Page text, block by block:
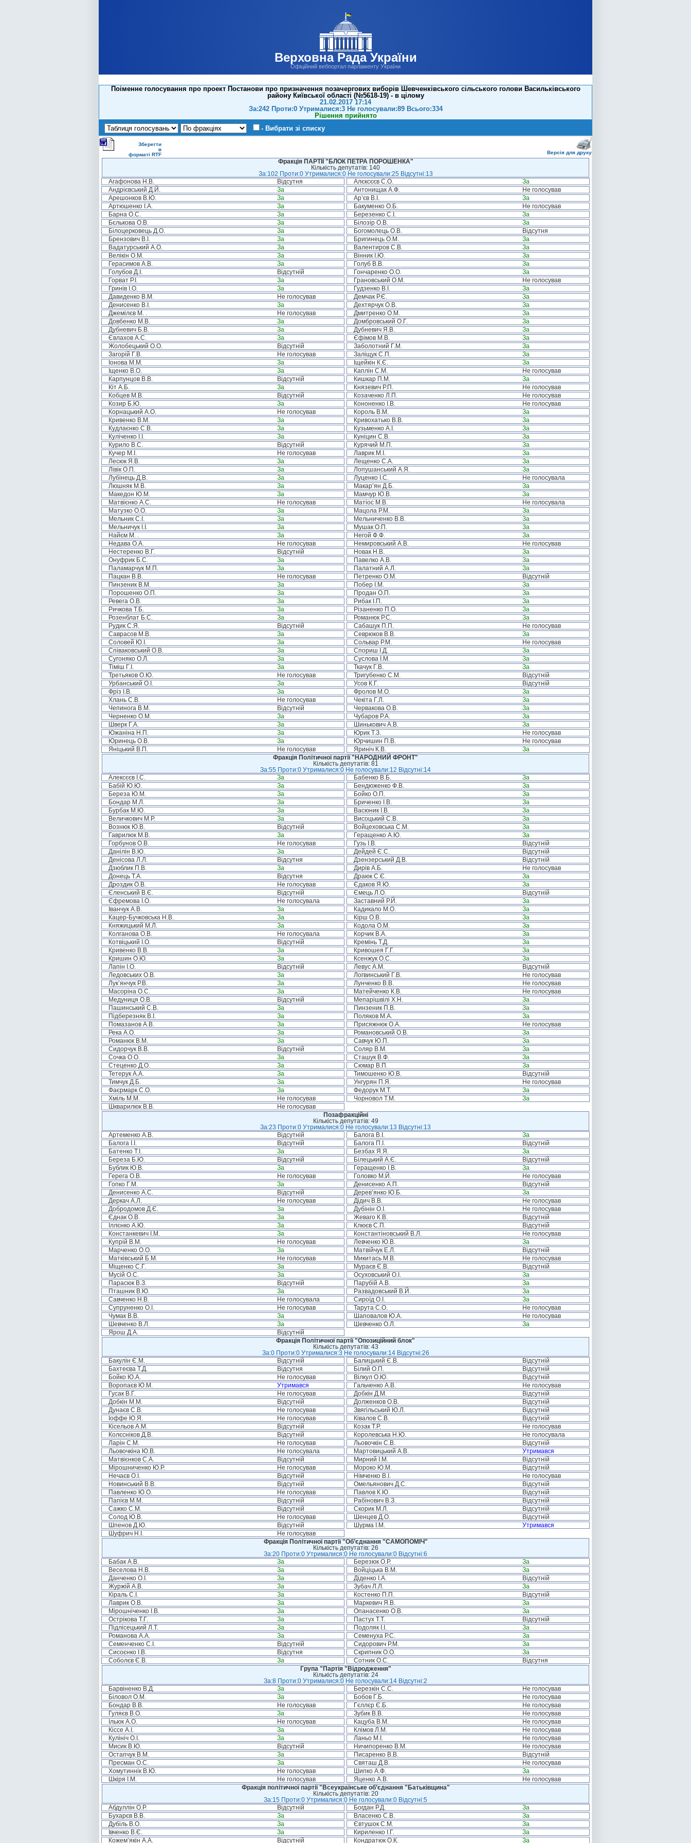
Верховна Рада України
Офіційний вебпортал парламенту України
Поіменне голосування про проект Постанови про призначення позачергових виборів Шевченківського сільського голови Васильківського
району Київської області (№5618-19) - в цілому
21.02.2017 17:14
За:242 Проти:0 Утрималися:3 Не голосували:89 Всього:334
Рішення прийнято
- Вибрати зі списку
Зберегти
в
форматі RTF
Версія для друку
Фракція ПАРТІЇ "БЛОК ПЕТРА ПОРОШЕНКА"
Кількість депутатів: 140
За:102 Проти:0 Утрималися:0 Не голосували:25 Відсутні:13
Агафонова Н.В.
Відсутня Алєксєєв С.О.
За
Андрієвський Д.Й.
За Антонищак А.Ф.
Не голосував
Арешонков В.Ю.
За Ар’єв В.І.
За
Артюшенко І.А.
За Бакуменко О.Б.
Не голосував
Барна О.С.
За Березенко С.І.
За
Бєлькова О.В.
За Білозір О.В.
За
Білоцерковець Д.О.
За Богомолець О.В.
Відсутня
Брензович В.І.
За Бригинець О.М.
За
Вадатурський А.О.
За Валентиров С.В.
За
Велікін О.М.
За Вінник І.Ю.
За
Герасимов А.В.
За Голуб В.В.
За
Голубов Д.І.
Відсутній Гончаренко О.О.
За
Горват Р.І.
За Грановський О.М.
Не голосував
Гринів І.О.
За Гудзенко В.І.
За
Давиденко В.М.
Не голосував Демчак Р.Є.
За
Денисенко В.І.
За Дехтярчук О.В.
За
Джемілєв М. .
Не голосував Дмитренко О.М.
За
Довбенко М.В.
За Домбровський О.Г.
За
Дубневич Б.В.
За Дубневич Я.В.
За
Євлахов А.С.
За Єфімов М.В.
За
Жолобецький О.О.
Відсутній Заболотний Г.М.
За
Загорій Г.В.
Не голосував Заліщук С.П.
За
Іонова М.М.
За Іщейкін К.Є.
За
Іщенко В.О.
За Каплін С.М.
Не голосував
Карпунцов В.В.
Відсутній Кишкар П.М.
За
Кіт А.Б.
За Князевич Р.П.
Не голосував
Кобцев М.В.
Відсутній Козаченко Л.П.
Не голосував
Козир Б.Ю.
За Кононенко І.В.
Не голосував
Корнацький А.О.
Не голосував Король В.М.
За
Кривенко В.М.
За Кривохатько В.В.
За
Кудлаєнко С.В.
За Кузьменко А.І.
За
Куліченко І.І.
За Куніцин С.В.
За
Курило В.С.
Відсутній Курячий М.П.
За
Кучер М.І.
Не голосував Лаврик М.І.
За
Лесюк Я.В.
За Лещенко С.А.
За
Лівік О.П.
За Лопушанський А.Я.
За
Лубінець Д.В.
За Луценко І.С.
Не голосувала
Люшняк М.В.
За Макар’ян Д.Б.
За
Македон Ю.М.
За Мамчур Ю.В.
За
Матвієнко А.С.
Не голосував Матіос М.В.
Не голосувала
Матузко О.О.
За Мацола Р.М.
За
Мельник С.І.
За Мельниченко В.В.
За
Мельничук І.І.
За Мушак О.П.
За
Найєм М. .
За Негой Ф.Ф.
За
Недава О.А.
Не голосував Немировський А.В.
Не голосував
Нестеренко В.Г.
Відсутній Новак Н.В.
За
Онуфрик Б.С.
За Павелко А.В.
За
Паламарчук М.П.
За Палатний А.Л.
За
Пацкан В.В.
Не голосував Петренко О.М.
Відсутній
Пинзеник В.М.
За Побер І.М.
За
Порошенко О.П.
За Продан О.П.
За
Ревега О.В.
За Рибак І.П.
За
Ричкова Т.Б.
За Різаненко П.О.
За
Розенблат Б.С.
За Романюк Р.С.
За
Рудик С.Я.
Відсутній Сабашук П.П.
Не голосував
Саврасов М.В.
За Севрюков В.В.
За
Соловей Ю.І.
За Сольвар Р.М.
Не голосував
Співаковський О.В.
За Спориш І.Д.
За
Сугоняко О.Л.
За Суслова І.М.
За
Тіміш Г.І.
За Ткачук Г.В.
За
Третьяков О.Ю.
Не голосував Тригубенко С.М.
Відсутній
Урбанський О.І.
За Усов К.Г.
Відсутній
Фріз І.В.
За Фролов М.О.
За
Хлань С.В.
Не голосував Чекіта Г.Л.
За
Чепинога В.М.
Відсутній Червакова О.В.
За
Черненко О.М.
За Чубаров Р.А.
За
Шверк Г.А.
За Шинькович А.В.
За
Южаніна Н.П.
За Юрик Т.З.
Не голосував
Юринець О.В.
За Юрчишин П.В.
Не голосував
Яніцький В.П.
Не голосував Яриніч К.В.
За
Фракція Політичної партії "НАРОДНИЙ ФРОНТ"
Кількість депутатів: 81
За:55 Проти:0 Утрималися:0 Не голосували:12 Відсутні:14
Алексєєв І.С.
За Бабенко В.Б.
За
Бабій Ю.Ю.
За Бендюженко Ф.В.
За
Береза Ю.М.
За Бойко О.П.
За
Бондар М.Л.
За Бриченко І.В.
За
Бурбак М.Ю.
За Васюник І.В.
За
Величкович М.Р.
За Висоцький С.В.
За
Вознюк Ю.В.
Відсутній Войцеховська С.М.
За
Гаврилюк М.В.
За Геращенко А.Ю.
За
Горбунов О.В.
Не голосував Гузь І.В.
Відсутній
Данілін В.Ю.
За Дейдей Є.С.
Відсутній
Денісова Л.Л.
Відсутня Дзензерський Д.В.
Відсутній
Дзюблик П.В.
За Дирів А.Б.
Не голосував
Донець Т.А.
Відсутня Драюк С.Є.
За
Дроздик О.В.
Не голосував Єдаков Я.Ю.
За
Єленський В.Є.
Відсутній Ємець Л.О.
Відсутній
Єфремова І.О.
Не голосувала Заставний Р.Й.
За
Іванчук А.В.
За Кадикало М.О.
За
Кацер-Бучковська Н.В.
За Кірш О.В.
За
Княжицький М.Л.
За Кодола О.М.
За
Колганова О.В.
Не голосувала Корчик В.А.
За
Котвіцький І.О.
Відсутній Кремінь Т.Д.
За
Кривенко В.В.
За Кривошея Г.Г.
За
Кришин О.Ю.
За Ксенжук О.С.
За
Лапін І.О.
Відсутній Левус А.М.
Відсутній
Ледовських О.В.
За Логвинський Г.В.
Не голосував
Лук’янчук Р.В.
За Лунченко В.В.
Не голосував
Масоріна О.С.
За Матейченко К.В.
Не голосував
Медуниця О.В.
Відсутній Мепарішвілі Х.Н.
За
Пашинський С.В.
За Пинзеник П.В.
За
Підберезняк В.І.
За Поляков М.А.
За
Помазанов А.В.
За Присяжнюк О.А.
Не голосував
Река А.О.
За Романовський О.В.
За
Романюк В.М.
За Савчук Ю.П.
За
Сидорчук В.В.
Відсутній Соляр В.М.
За
Сочка О.О.
За Сташук В.Ф.
За
Стеценко Д.О.
За Сюмар В.П.
За
Тетерук А.А.
За Тимошенко Ю.В.
Відсутній
Тимчук Д.Б.
За Унгурян П.Я.
Не голосував
Фаєрмарк С.О.
За Федорук М.Т.
За
Хміль М.М.
Не голосував Чорновол Т.М.
За
Шкварилюк В.В.
Не голосував
Позафракційні
Кількість депутатів: 49
За:23 Проти:0 Утрималися:0 Не голосували:13 Відсутні:13
Артеменко А.В.
Відсутній Балога В.І.
За
Балога І.І.
Відсутній Балога П.І.
Відсутній
Батенко Т.І.
За Безбах Я.Я.
За
Береза Б.Ю.
Відсутній Білецький А.Є.
Відсутній
Бублик Ю.В.
За Геращенко І.В.
За
Герега О.В.
Не голосував Головко М.Й.
Не голосував
Гопко Г.М.
За Денисенко А.П.
Відсутній
Денисенко А.С.
Відсутній Дерев’янко Ю.Б.
За
Деркач А.Л.
Не голосував Дідич В.В.
Не голосував
Добродомов Д.Є.
За Дубінін О.І.
Не голосував
Єднак О.В.
За Жеваго К.В.
Відсутній
Іллєнко А.Ю.
За Клюєв С.П.
Відсутній
Констанкевич І.М.
За Константіновський В.Л.
Не голосував
Купрій В.М.
Не голосував Левченко Ю.В.
За
Марченко О.О.
За Матвійчук Е.Л.
Відсутній
Матківський Б.М.
Не голосував Микитась М.В.
Не голосував
Міщенко С.Г.
За Мураєв Є.В.
Відсутній
Мусій О.С.
За Осуховський О.І.
За
Парасюк В.З.
Відсутній Парубій А.В.
За
Пташник В.Ю.
За Развадовський В.Й.
За
Савченко Н.В.
Не голосувала Сироїд О.І.
За
Супруненко О.І.
Не голосував Тарута С.О.
Не голосував
Чумак В.В.
За Шаповалов Ю.А.
Не голосував
Шевченко В.Л.
За Шевченко О.Л.
За
Ярош Д.А.
Відсутній
Фракція Політичної партії "Опозиційний блок"
Кількість депутатів: 43
За:0 Проти:0 Утрималися:3 Не голосували:14 Відсутні:26
Бакулін Є.М.
Відсутній Балицький Є.В.
Відсутній
Бахтеєва Т.Д.
Відсутня Білий О.П.
Відсутній
Бойко Ю.А.
Не голосував Вілкул О.Ю.
Відсутній
Воропаєв Ю.М.
Утримався Гальченко А.В.
Не голосував
Гусак В.Г.
Не голосував Добкін Д.М.
Відсутній
Добкін М.М.
Відсутній Долженков О.В.
Відсутній
Дунаєв С.В.
Не голосував Звягільський Ю.Л.
Відсутній
Іоффе Ю.Я.
Не голосував Ківалов С.В.
Відсутній
Кісельов А.М.
Відсутній Козак Т.Р.
Не голосував
Колєсніков Д.В.
Відсутній Королевська Н.Ю.
Не голосувала
Ларін С.М.
Не голосував Льовочкін С.В.
Відсутній
Льовочкіна Ю.В.
Не голосувала Мартовицький А.В.
Утримався
Матвієнков С.А.
Відсутній Мирний І.М.
Відсутній
Мірошниченко Ю.Р.
Не голосував Мороко Ю.М.
Відсутній
Нечаєв О.І.
Відсутній Німченко В.І.
Не голосував
Новинський В.В.
Відсутній Омельянович Д.С.
Відсутній
Павленко Ю.О.
Не голосував Павлов К.Ю.
Відсутній
Папієв М.М.
Відсутній Рабінович В.З.
Відсутній
Сажко С.М.
Відсутній Скорик М.Л.
Відсутній
Солод Ю.В.
Не голосував Шенцев Д.О.
Відсутній
Шпенов Д.Ю.
Відсутній Шурма І.М.
Утримався
Шуфрич Н.І.
Не голосував
Фракція Політичної партії "Об’єднання "САМОПОМІЧ"
Кількість депутатів: 26
За:20 Проти:0 Утрималися:0 Не голосували:0 Відсутні:6
Бабак А.В.
За Березюк О.Р.
За
Веселова Н.В.
За Войціцька В.М.
За
Данченко О.І.
За Діденко І.А.
Відсутній
Журжій А.В.
За Зубач Л.Л.
За
Кіраль С.І.
За Костенко П.П.
Відсутній
Лаврик О.В.
За Маркевич Я.В.
За
Мірошніченко І.В.
За Опанасенко О.В.
За
Острікова Т.Г.
За Пастух Т.Т.
Відсутній
Підлісецький Л.Т.
За Подоляк І.І.
За
Романова А.А.
За Семенуха Р.С.
За
Семенченко С.І.
Відсутній Сидорович Р.М.
За
Сисоєнко І.В.
Відсутня Скрипник О.О.
За
Соболєв Є.В.
За Сотник О.С.
Відсутня
Група "Партія "Відродження"
Кількість депутатів: 24
За:8 Проти:0 Утрималися:0 Не голосували:14 Відсутні:2
Барвіненко В.Д.
За Березкін С.С.
Не голосував
Біловол О.М.
За Бобов Г.Б.
Не голосував
Бондар В.В.
Не голосував Гєллєр Є.Б.
Не голосував
Гуляєв В.О.
За Зубик В.В.
Не голосував
Ільюк А.О.
Не голосував Кацуба В.М.
Не голосував
Кіссе А.І.
За Клімов Л.М.
Не голосував
Кулініч О.І.
За Ланьо М.І.
Не голосував
Мисик В.Ю.
Відсутній Ничипоренко В.М.
Не голосував
Остапчук В.М.
За Писаренко В.В.
Відсутній
Пресман О.С.
За Святаш Д.В.
Не голосував
Хомутиннік В.Ю.
Не голосував Шипко А.Ф.
За
Шкіря І.М.
Не голосував Яценко А.В.
Не голосував
Фракція політичної партії "Всеукраїнське об’єднання "Батьківщина"
Кількість депутатів: 20
За:15 Проти:0 Утрималися:0 Не голосували:0 Відсутні:5
Абдуллін О.Р.
Відсутній Богдан Р.Д.
За
Бухарєв В.В.
За Власенко С.В.
За
Дубіль В.О.
За Євтушок С.М.
За
Івченко В.Є.
За Кириленко І.Г.
За
Кожем’якін А.А.
Відсутній Кондратюк О.К. За